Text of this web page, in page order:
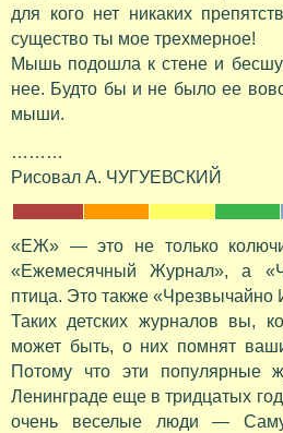
для кого нет никаких
существо ты мое трехмерное!
Мышь подошла к стене и
нее. Будто бы и не было ее
мыши.
………
Рисовал А. ЧУГУЕВСКИЙ
«ЕЖ» — это не только
«Ежемесячный Журнал», а
птица. Это также
Таких детских журналов вы,
может быть, о них помнят
Потому что эти популярные
Ленинграде еще в тридцатых
очень веселые люди —